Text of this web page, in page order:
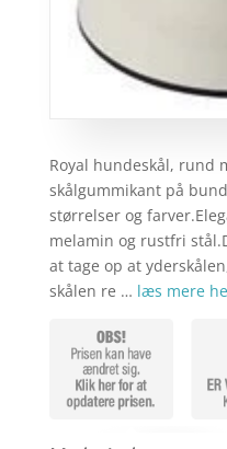
Royal hundeskål, rund
skålgummikant på
størrelser og
melamin og rustfri
at tage op at
skålen re … læs mere